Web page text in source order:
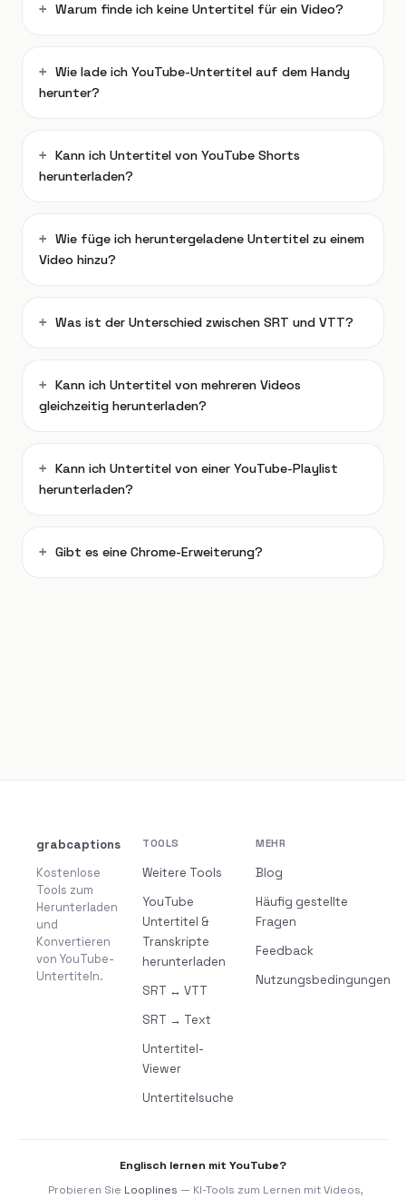
Warum finde ich keine Untertitel für ein Video?
Wie lade ich YouTube-Untertitel auf dem Handy
herunter?
Kann ich Untertitel von YouTube Shorts
herunterladen?
Wie füge ich heruntergeladene Untertitel zu einem
Video hinzu?
Was ist der Unterschied zwischen SRT und VTT?
Kann ich Untertitel von mehreren Videos
gleichzeitig herunterladen?
Kann ich Untertitel von einer YouTube-Playlist
herunterladen?
Gibt es eine Chrome-Erweiterung?
grabcaptions
Kostenlose
Tools zum
Herunterladen
und
Konvertieren
von YouTube-
Untertiteln.
TOOLS
Weitere Tools
YouTube
Untertitel &
Transkripte
herunterladen
SRT ↔ VTT
SRT → Text
Untertitel-
Viewer
Untertitelsuche
MEHR
Blog
Häufig gestellte
Fragen
Feedback
Nutzungsbedingungen
Englisch lernen mit YouTube?
Probieren Sie Looplines — KI-Tools zum Lernen mit Videos,